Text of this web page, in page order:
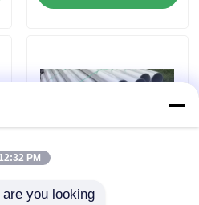
6101 T6 Aluminium
PM
you looking